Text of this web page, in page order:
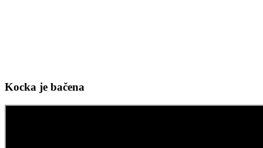
Kocka je bačena